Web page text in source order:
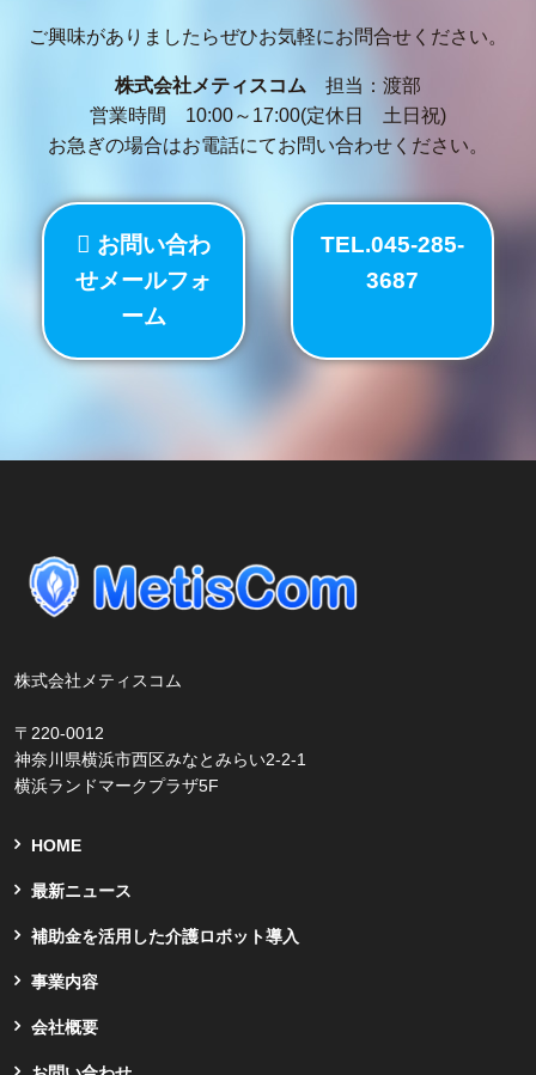
ご興味がありましたらぜひお気軽にお問合せください。
株式会社メティスコム 担当：渡部
営業時間 10:00～17:00(定休日 土日祝)
お急ぎの場合はお電話にてお問い合わせください。
お問い合わ
せメールフォ
ーム
TEL.045-285-
3687
株式会社メティスコム
〒220-0012
神奈川県横浜市西区みなとみらい2-2-1
横浜ランドマークプラザ5F
HOME
最新ニュース
補助金を活用した介護ロボット導入
事業内容
会社概要